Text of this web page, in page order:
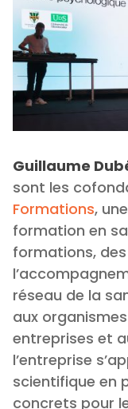
Guillaume
sont les
Formations,
formation en
formations,
réseau de la
aux
entreprises et
l’entreprise
scientifique en
concrets pour